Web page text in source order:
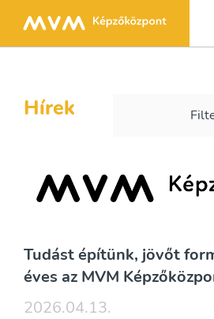
Hírek
Tudást építünk, jövőt
éves az MVM
2026.04.13.